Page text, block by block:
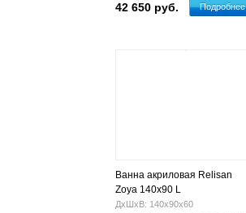
42 650 руб. Подробнее
Ванна акриловая Relisan
Zoya 140x90 L
ДхШхВ: 140х90х60